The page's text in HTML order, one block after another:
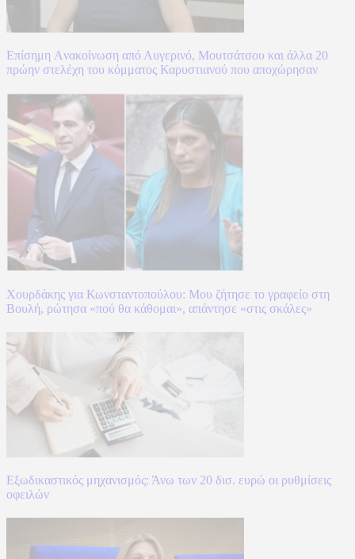
Επίσημη Aνακοίνωση από Αυγερινό, Μουτσάτσου και άλλα 20
πρώην στελέχη του κόμματος Καρυστιανού που αποχώρησαν
Χουρδάκης για Κωνσταντοπούλου: Μου ζήτησε το γραφείο στη
Βουλή, ρώτησα «πού θα κάθομαι», απάντησε «στις σκάλες»
Εξωδικαστικός μηχανισμός: Άνω των 20 δισ. ευρώ οι ρυθμίσεις
οφειλών